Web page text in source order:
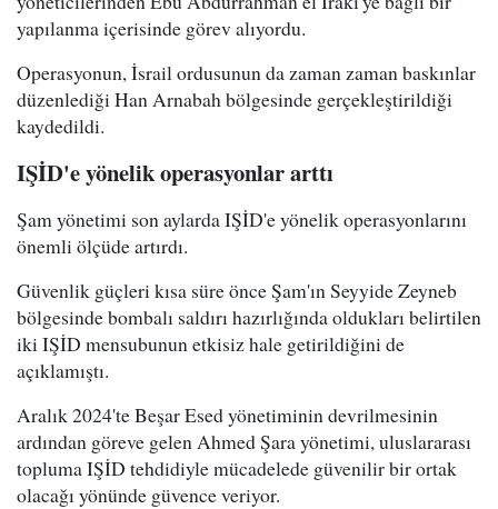
yapılanma içerisinde görev alıyordu.
Operasyonun, İsrail ordusunun da zaman zaman baskınlar
düzenlediği Han Arnabah bölgesinde gerçekleştirildiği
kaydedildi.
IŞİD'e yönelik operasyonlar arttı
Şam yönetimi son aylarda IŞİD'e yönelik operasyonlarını
önemli ölçüde artırdı.
Güvenlik güçleri kısa süre önce Şam'ın Seyyide Zeyneb
bölgesinde bombalı saldırı hazırlığında oldukları belirtilen
iki IŞİD mensubunun etkisiz hale getirildiğini de
açıklamıştı.
Aralık 2024'te Beşar Esed yönetiminin devrilmesinin
ardından göreve gelen Ahmed Şara yönetimi, uluslararası
topluma IŞİD tehdidiyle mücadelede güvenilir bir ortak
olacağı yönünde güvence veriyor.